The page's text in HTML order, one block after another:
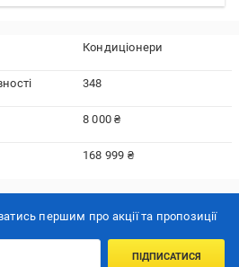
Кондиціонери
348
8 000 ₴
168 999 ₴
першим про акції та пропозиції
ПІДПИСАТИСЯ